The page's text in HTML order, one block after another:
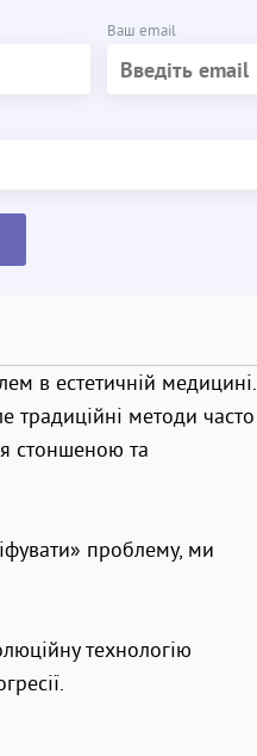
Ваш email
в естетичній медицині.
традиційні методи часто
стоншеною та
проблему, ми
технологію